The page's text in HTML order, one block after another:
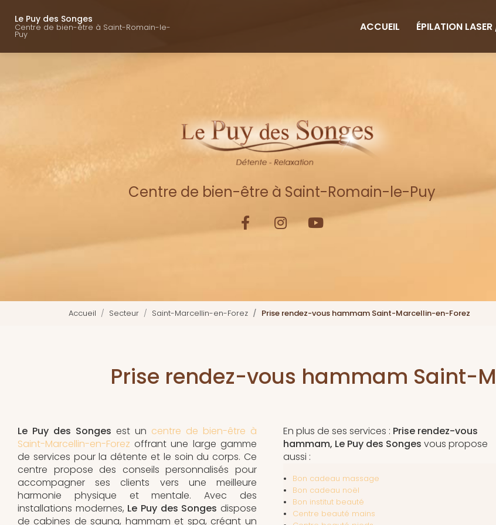
contenu
Le Puy des Songes
Centre de bien-être à Saint-Romain-le-
Puy
ACCUEIL
ÉPILATION
Centre de bien-être à Saint-Romain-le-Puy
Accueil Secteur Saint-Marcellin-en-Forez Prise rendez-vous hammam Saint-Marcellin-en-Forez
Prise rendez-vous hammam Saint-
Le Puy des Songes est un centre de bien-être à
Saint-Marcellin-en-Forez offrant une large gamme
de services pour la détente et le soin du corps. Ce
centre propose des conseils personnalisés pour
accompagner ses clients vers une meilleure
harmonie physique et mentale. Avec des
installations modernes, Le Puy des Songes dispose
de cabines de sauna, hammam et spa, créant un
En plus de ses services : Prise rendez-vous
hammam, Le Puy des Songes vous propose
aussi :
Bon cadeau massage
Bon cadeau noël
Bon institut beauté
Centre beauté mains